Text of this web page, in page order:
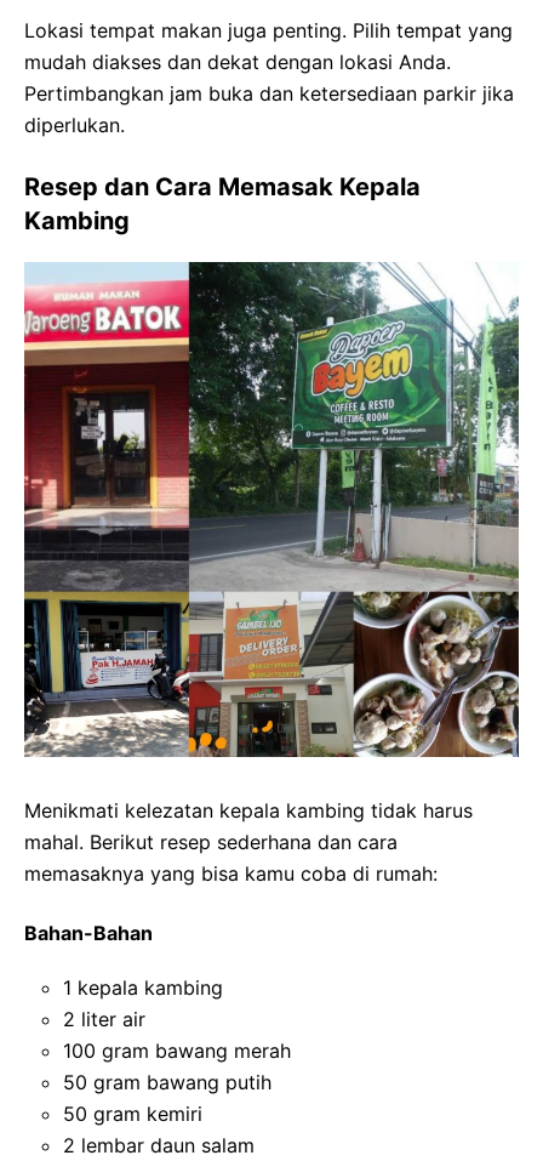
Lokasi tempat makan juga penting. Pilih tempat yang
mudah diakses dan dekat dengan lokasi Anda.
Pertimbangkan jam buka dan ketersediaan parkir jika
diperlukan.
Resep dan Cara Memasak Kepala
Kambing
Menikmati kelezatan kepala kambing tidak harus
mahal. Berikut resep sederhana dan cara
memasaknya yang bisa kamu coba di rumah:
Bahan-Bahan
1 kepala kambing
2 liter air
100 gram bawang merah
50 gram bawang putih
50 gram kemiri
2 lembar daun salam